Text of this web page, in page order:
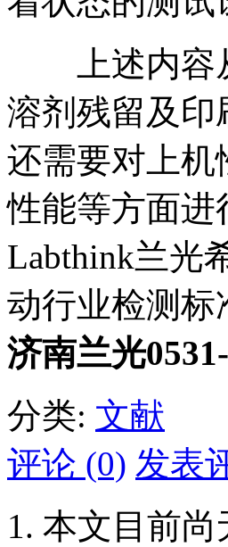
上述内容从
溶剂残留及印
还需要对上机
性能等方面进
Labthink兰光
动行业检测标
济南兰光
分类: 文献
评论 (0) 发表
本文目前尚